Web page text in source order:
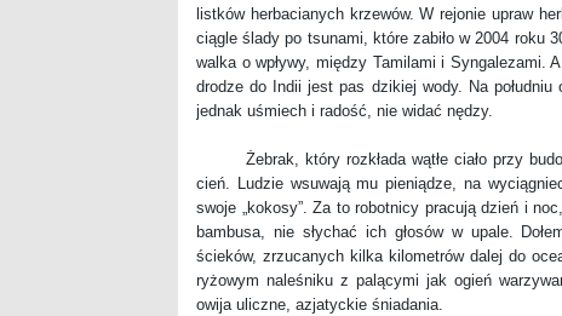
listków herbacianych krzewów. W rejonie upraw
ciągle ślady po tsunami, które zabiło w 2004 roku
walka o wpływy, między Tamilami i Syngalezami.
drodze do Indii jest pas dzikiej wody. Na
jednak uśmiech i radość, nie widać nędzy.
Żebrak, który rozkłada wątłe ciało przy
cień. Ludzie wsuwają mu pieniądze, na
swoje „kokosy”. Za to robotnicy pracują dzień i
bambusa, nie słychać ich głosów w upale.
ścieków, zrzucanych kilka kilometrów dalej do
ryżowym naleśniku z palącymi jak ogień
owija uliczne, azjatyckie śniadania.